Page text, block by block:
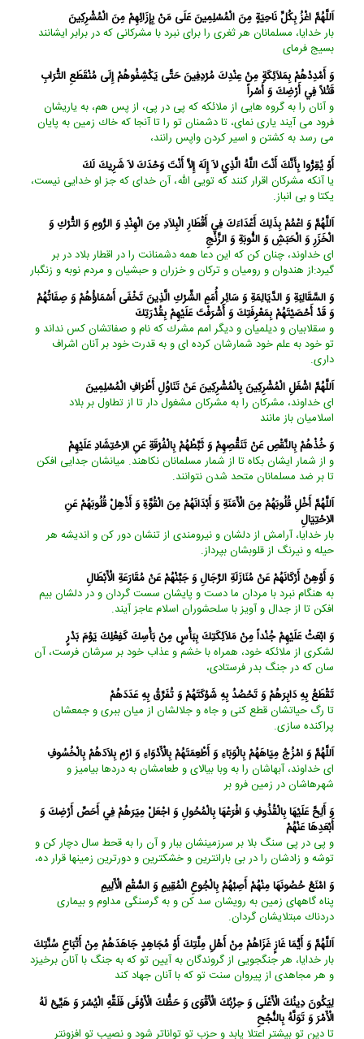
اَللَّهُمَّ اغْزُ بِكُلِّ نَاحِيَةٍ مِنَ الْمُسْلِمِينَ عَلَى مَنْ بِإِزَائِهِمْ مِنَ الْمُشْرِكِينَ‏
بار خدايا، مسلمانان هر ثغرى را براى نبرد با مشركانى كه در برابر ايشانند
بسيج فرماى‏
وَ أَمْدِدْهُمْ بِمَلاَئِكَةٍ مِنْ عِنْدِكَ مُرْدِفِينَ حَتَّى يَكْشِفُوهُمْ إِلَى مُنْقَطَعِ التُّرَابِ
قَتْلاً فِي أَرْضِكَ وَ أَسْراً
و آنان را به گروه هايى از ملائكه كه پى در پى، از پس هم، به ياريشان
فرود مى ‏آيند يارى نماى، تا دشمنان تو را تا آنجا كه خاك زمين به پايان
مى‏ رسد به كشتن و اسير كردن واپس رانند،
أَوْ يُقِرُّوا بِأَنَّكَ أَنْتَ اللَّهُ الَّذِي لاَ إِلَهَ إِلاَّ أَنْتَ وَحْدَكَ لاَ شَرِيكَ لَكَ‏
يا آنكه مشركان اقرار كنند كه تويى الله، آن خداى كه جز او خدايى نيست،
يكتا و بى ‏انباز.
اَللَّهُمَّ وَ اعْمُمْ بِذَلِكَ أَعْدَاءَكَ فِي أَقْطَارِ الْبِلاَدِ مِنَ الْهِنْدِ وَ الرُّومِ وَ التُّرْكِ وَ
الْخَزَرِ وَ الْحَبَشِ وَ النُّوبَةِ وَ الزَّنْجِ‏
اى خداوند، چنان كن كه اين دعا همه دشمنانت را در اقطار بلاد در بر
گيرد:از هندوان و روميان و تركان و خزران و حبشيان و مردم نوبه و زنگبار
وَ السَّقَالِبَةِ وَ الدَّيَالِمَةِ وَ سَائِرِ أُمَمِ الشِّرْكِ الَّذِينَ تَخْفَى أَسْمَاؤُهُمْ وَ صِفَاتُهُمْ
وَ قَدْ أَحْصَيْتَهُمْ بِمَعْرِفَتِكَ وَ أَشْرَفْتَ عَلَيْهِمْ بِقُدْرَتِكَ‏
و سقلابيان و ديلميان و ديگر امم مشرك كه نام و صفاتشان كس نداند و
تو خود به علم خود شمارشان كرده‏ اى و به قدرت خود بر آنان اشراف
دارى.
اَللَّهُمَّ اشْغَلِ الْمُشْرِكِينَ بِالْمُشْرِكِينَ عَنْ تَنَاوُلِ أَطْرَافِ الْمُسْلِمِينَ‏
اى خداوند، مشركان را به مشركان مشغول دار تا از تطاول بر بلاد
اسلاميان باز مانند
وَ خُذْهُمْ بِالنَّقْصِ عَنْ تَنَقُّصِهِمْ وَ ثَبِّطْهُمْ بِالْفُرْقَةِ عَنِ الاِحْتِشَادِ عَلَيْهِمْ‏
و از شمار ايشان بكاه تا از شمار مسلمانان نكاهند. ميانشان جدايى افكن
تا بر ضد مسلمانان متحد شدن نتوانند.
اَللَّهُمَّ أَخْلِ قُلُوبَهُمْ مِنَ الْأَمَنَةِ وَ أَبْدَانَهُمْ مِنَ الْقُوَّةِ وَ أَذْهِلْ قُلُوبَهُمْ عَنِ
الاِحْتِيَالِ‏
بار خدايا، آرامش از دلشان و نيرومندى از تنشان دور كن و انديشه هر
حيله و نيرنگ از قلوبشان بپرداز.
وَ أَوْهِنْ أَرْكَانَهُمْ عَنْ مُنَازَلَةِ الرِّجَالِ وَ جَبِّنْهُمْ عَنْ مُقَارَعَةِ الْأَبْطَالِ‏
به هنگام نبرد با مردان ما دست و پايشان سست گردان و در دلشان بيم
افكن تا از جدال و آويز با سلحشوران اسلام عاجز آيند.
وَ ابْعَثْ عَلَيْهِمْ جُنْداً مِنْ مَلاَئِكَتِكَ بِبَأْسٍ مِنْ بَأْسِكَ كَفِعْلِكَ يَوْمَ بَدْرٍ
لشكرى از ملائكه خود، همراه با خشم و عذاب خود بر سرشان فرست، آن
سان كه در جنگ بدر فرستادى،
تَقْطَعُ بِهِ دَابِرَهُمْ وَ تَحْصُدُ بِهِ شَوْكَتَهُمْ وَ تُفَرِّقُ بِهِ عَدَدَهُمْ‏
تا رگ حياتشان قطع كنى و جاه و جلالشان از ميان ببرى و جمعشان
پراكنده سازى.
اَللَّهُمَّ وَ امْزُجْ مِيَاهَهُمْ بِالْوَبَاءِ وَ أَطْعِمَتَهُمْ بِالْأَدْوَاءِ وَ ارْمِ بِلاَدَهُمْ بِالْخُسُوفِ‏
اى خداوند، آب‏هاشان را به وبا بيالاى و طعامشان به دردها بياميز و
شهرهاشان در زمين فرو بر
وَ أَلِحَّ عَلَيْهَا بِالْقُذُوفِ وَ افْرَعْهَا بِالْمُحُولِ وَ اجْعَلْ مِيَرَهُمْ فِي أَحَصِّ أَرْضِكَ وَ
أَبْعَدِهَا عَنْهُمْ‏
و پى در پى سنگ بلا بر سرزمينشان ببار و آن را به قحط سال دچار كن و
توشه و زادشان را در بى ‏باران‏ترين و خشك‏ترين و دورترين زمينها قرار ده،
وَ امْنَعْ حُصُونَهَا مِنْهُمْ أَصِبْهُمْ بِالْجُوعِ الْمُقِيمِ وَ السُّقْمِ الْأَلِيمِ‏
پناه گاههاى زمين به رويشان سد كن و به گرسنگى مداوم و بيمارى
دردناك مبتلايشان گردان.
اَللَّهُمَّ وَ أَيُّمَا غَازٍ غَزَاهُمْ مِنْ أَهْلِ مِلَّتِكَ أَوْ مُجَاهِدٍ جَاهَدَهُمْ مِنْ أَتْبَاعِ سُنَّتِكَ‏
بار خدايا، هر جنگجويى از گروندگان به آيين تو كه به جنگ با آنان برخيزد
و هر مجاهدى از پيروان سنت تو كه با آنان جهاد كند
لِيَكُونَ دِينُكَ الْأَعْلَى وَ حِزْبُكَ الْأَقْوَى وَ حَظُّكَ الْأَوْفَى فَلَقِّهِ الْيُسْرَ وَ هَيِّئْ لَهُ
الْأَمْرَ وَ تَوَلَّهُ بِالنُّجْحِ‏
تا دين تو بيشتر اعتلا يابد و حزب تو تواناتر شود و نصيب تو افزون‏تر